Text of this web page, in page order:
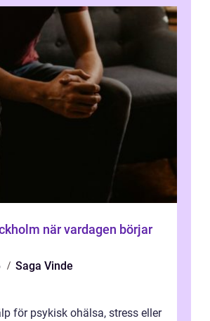
börjar
Saga Vinde
för psykisk ohälsa, stress eller